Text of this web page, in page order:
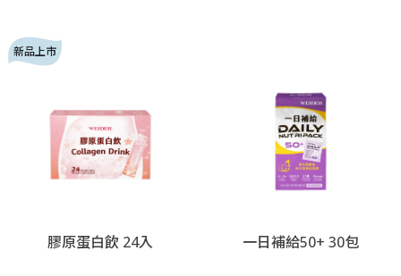
膠原蛋白飲 24入
新品上市
一日補給50+ 30包